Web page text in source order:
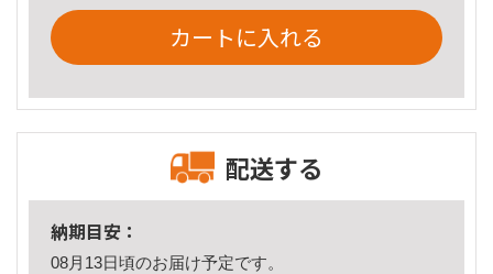
カートに入れる
配送する
納期目安：
08月13日頃のお届け予定です。